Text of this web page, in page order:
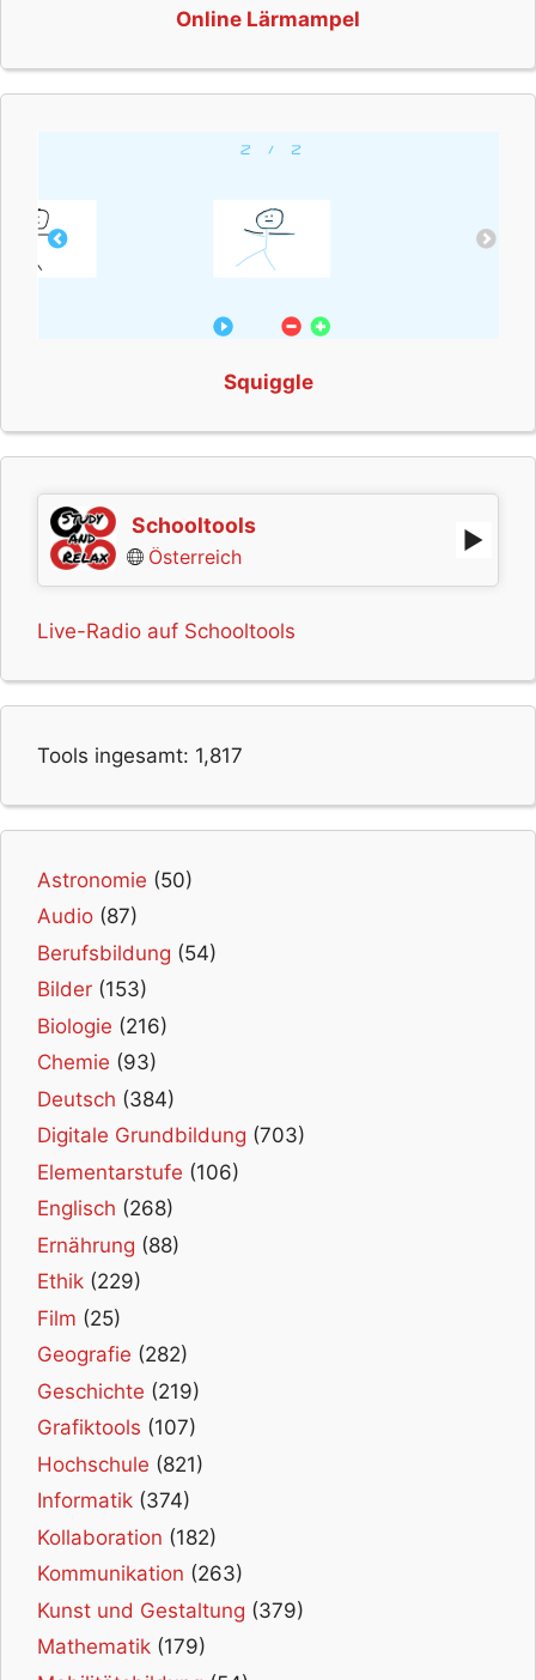
Online Lärmampel
Squiggle
Schooltools
Österreich
Live-Radio auf Schooltools
Tools ingesamt: 1,817
Astronomie (50)
Audio (87)
Berufsbildung (54)
Bilder (153)
Biologie (216)
Chemie (93)
Deutsch (384)
Digitale Grundbildung (703)
Elementarstufe (106)
Englisch (268)
Ernährung (88)
Ethik (229)
Film (25)
Geografie (282)
Geschichte (219)
Grafiktools (107)
Hochschule (821)
Informatik (374)
Kollaboration (182)
Kommunikation (263)
Kunst und Gestaltung (379)
Mathematik (179)